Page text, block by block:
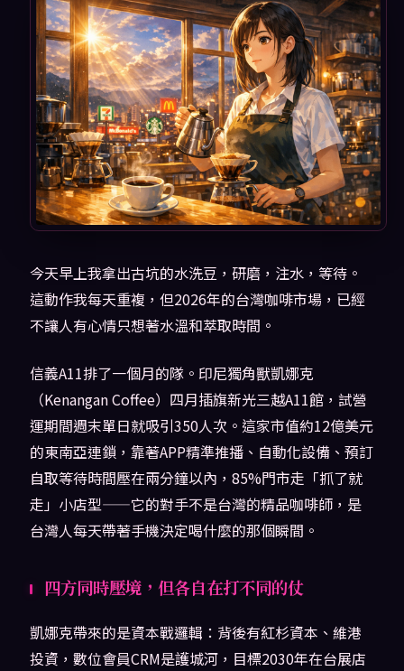
今天早上我拿出古坑的水洗豆，研磨，注水，等待。
這動作我每天重複，但2026年的台灣咖啡市場，已經
不讓人有心情只想著水溫和萃取時間。
信義A11排了一個月的隊。印尼獨角獸凱娜克
（Kenangan Coffee）四月插旗新光三越A11館，試營
運期間週末單日就吸引350人次。這家市值約12億美元
的東南亞連鎖，靠著APP精準推播、自動化設備、預訂
自取等待時間壓在兩分鐘以內，85%門市走「抓了就
走」小店型——它的對手不是台灣的精品咖啡師，是
台灣人每天帶著手機決定喝什麼的那個瞬間。
四方同時壓境，但各自在打不同的仗
凱娜克帶來的是資本戰邏輯：背後有紅杉資本、維港
投資，數位會員CRM是護城河，目標2030年在台展店